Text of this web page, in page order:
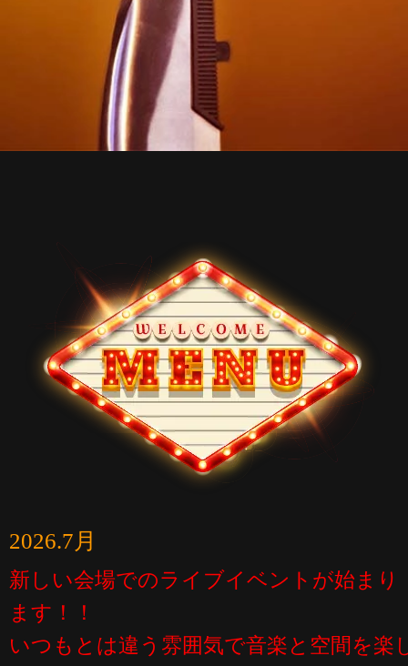
2026.7月
新しい会場でのライブイベントが始まり
ます！！
いつもとは違う雰囲気で音楽と空間を楽